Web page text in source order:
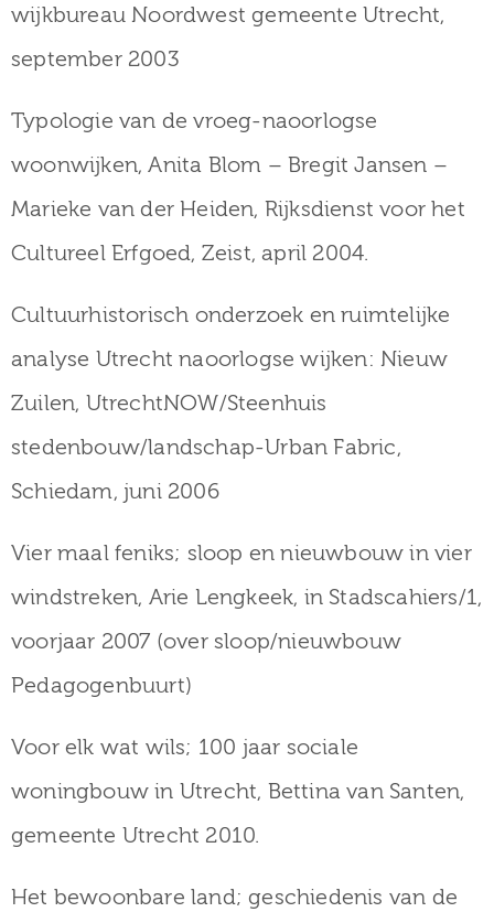
wijkbureau Noordwest gemeente Utrecht,
september 2003
Typologie van de vroeg-naoorlogse
woonwijken, Anita Blom – Bregit Jansen –
Marieke van der Heiden, Rijksdienst voor het
Cultureel Erfgoed, Zeist, april 2004.
Cultuurhistorisch onderzoek en ruimtelijke
analyse Utrecht naoorlogse wijken: Nieuw
Zuilen, UtrechtNOW/Steenhuis
stedenbouw/landschap-Urban Fabric,
Schiedam, juni 2006
Vier maal feniks; sloop en nieuwbouw in vier
windstreken, Arie Lengkeek, in Stadscahiers/1,
voorjaar 2007 (over sloop/nieuwbouw
Pedagogenbuurt)
Voor elk wat wils; 100 jaar sociale
woningbouw in Utrecht, Bettina van Santen,
gemeente Utrecht 2010.
Het bewoonbare land; geschiedenis van de